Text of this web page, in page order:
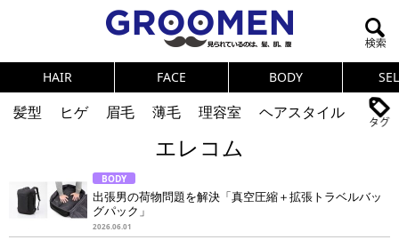
HAIR FACE BODY
髪型 ヒゲ 眉毛 薄毛 理容室
ヘアスタイル
ニオイ
連載
メンズコスメ
NEWS PICK UP 筋肉
女の本音
テストステロン
エレコム
BODY
出張男の荷物問題を解決「真空圧縮＋拡張トラベルバッ
グパック」
2026.06.01